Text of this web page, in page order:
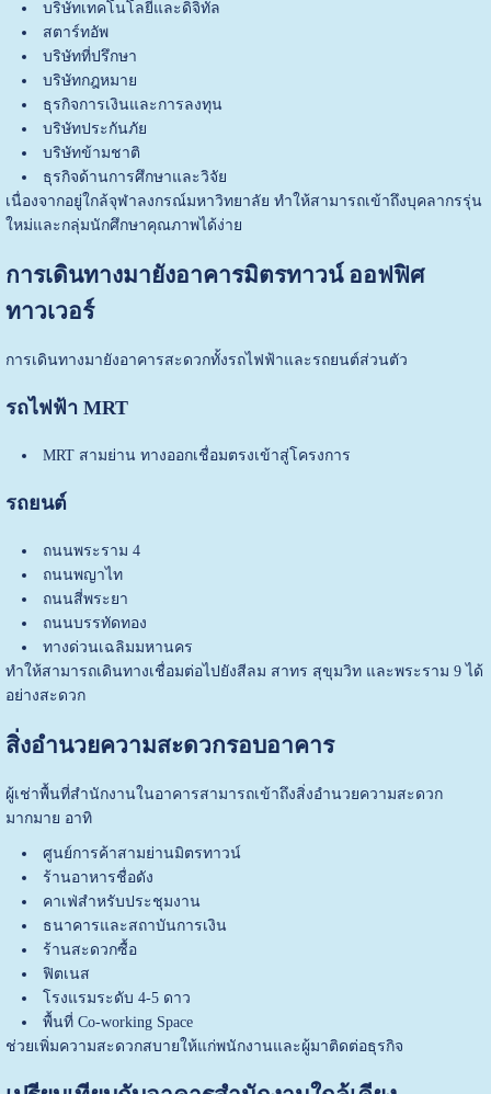
บริษัทเทคโนโลยีและดิจิทัล
สตาร์ทอัพ
บริษัทที่ปรึกษา
บริษัทกฎหมาย
ธุรกิจการเงินและการลงทุน
บริษัทประกันภัย
บริษัทข้ามชาติ
ธุรกิจด้านการศึกษาและวิจัย
เนื่องจากอยู่ใกล้จุฬาลงกรณ์มหาวิทยาลัย ทำให้สามารถเข้าถึงบุคลากรรุ่น
ใหม่และกลุ่มนักศึกษาคุณภาพได้ง่าย
การเดินทางมายังอาคารมิตรทาวน์ ออฟฟิศ
ทาวเวอร์
การเดินทางมายังอาคารสะดวกทั้งรถไฟฟ้าและรถยนต์ส่วนตัว
รถไฟฟ้า MRT
MRT สามย่าน ทางออกเชื่อมตรงเข้าสู่โครงการ
รถยนต์
ถนนพระราม 4
ถนนพญาไท
ถนนสี่พระยา
ถนนบรรทัดทอง
ทางด่วนเฉลิมมหานคร
ทำให้สามารถเดินทางเชื่อมต่อไปยังสีลม สาทร สุขุมวิท และพระราม 9 ได้
อย่างสะดวก
สิ่งอำนวยความสะดวกรอบอาคาร
ผู้เช่าพื้นที่สำนักงานในอาคารสามารถเข้าถึงสิ่งอำนวยความสะดวก
มากมาย อาทิ
ศูนย์การค้าสามย่านมิตรทาวน์
ร้านอาหารชื่อดัง
คาเฟ่สำหรับประชุมงาน
ธนาคารและสถาบันการเงิน
ร้านสะดวกซื้อ
ฟิตเนส
โรงแรมระดับ 4-5 ดาว
พื้นที่ Co-working Space
ช่วยเพิ่มความสะดวกสบายให้แก่พนักงานและผู้มาติดต่อธุรกิจ